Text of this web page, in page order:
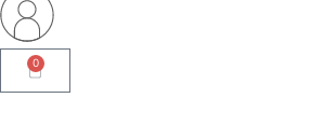
0